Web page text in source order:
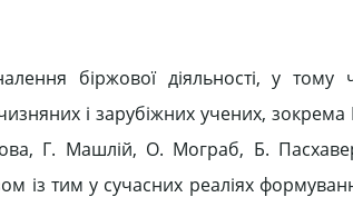
біржової діяльності, у
і зарубіжних учених,
Г. Машлій, О. Мограб, Б.
тим у сучасних реаліях